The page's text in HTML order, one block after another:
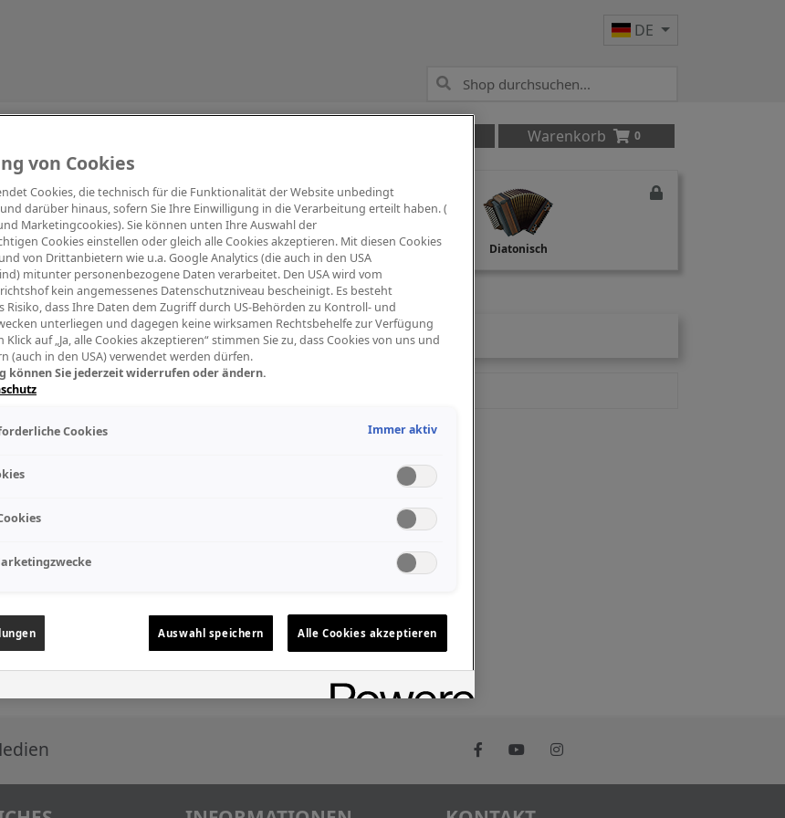
DE
Warenkorb 0
Keys Blasinstrumente Orchester PA Mikrofon Studio Recording Diatonisch
von Cookies
Cookies, die technisch für die Funktionalität der Website unbedingt
darüber hinaus, sofern Sie Ihre Einwilligung in die Verarbeitung erteilt haben. (
Marketingcookies). Sie können unten Ihre Auswahl der
Cookies einstellen oder gleich alle Cookies akzeptieren. Mit diesen Cookies
von Drittanbietern wie u.a. Google Analytics (die auch in den USA
mitunter personenbezogene Daten verarbeitet. Den USA wird vom
kein angemessenes Datenschutzniveau bescheinigt. Es besteht
Risiko, dass Ihre Daten dem Zugriff durch US-Behörden zu Kontroll- und
unterliegen und dagegen keine wirksamen Rechtsbehelfe zur Verfügung
auf „Ja, alle Cookies akzeptieren“ stimmen Sie zu, dass Cookies von uns und
(auch in den USA) verwendet werden dürfen.
können Sie jederzeit widerrufen oder ändern.
Cookies Immer aktiv
Auswahl speichern Alle Cookies akzeptieren